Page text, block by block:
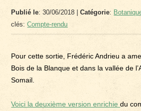
Publié le: 30/06/2018 |Catégorie:
clés:Compte-rendu
Pour cette sortie, Frédéric Andrieu a
Bois de la Blanque et dans la vallée de
Somail.
Voici la deuxième version enrichiedu